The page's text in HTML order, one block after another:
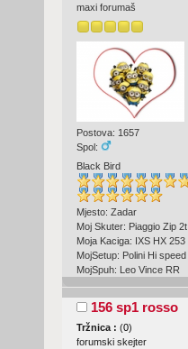
maxi forumaš
Postova: 1657
Spol:
Black Bird
Mjesto: Zadar
Moj Skuter: Piaggio Zip 2t
Moja Kaciga: IXS HX 253
MojSetup: Polini Hi speed
MojSpuh: Leo Vince RR
156 sp1 rosso
Tržnica : (0)
forumski skejter